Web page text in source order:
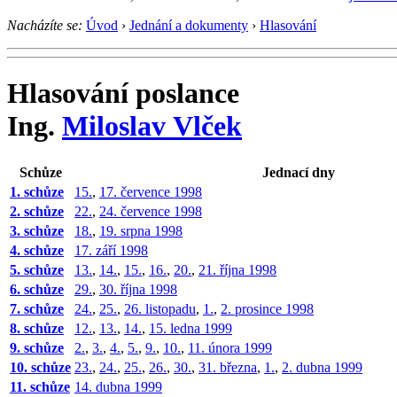
Nacházíte se: Úvod › Jednání a dokumenty › Hlasování
Hlasování poslance
Ing. Miloslav Vlček
Schůze
Jednací dny
1. schůze
15., 17. července 1998
2. schůze
22., 24. července 1998
3. schůze
18., 19. srpna 1998
4. schůze
17. září 1998
5. schůze
13., 14., 15., 16., 20., 21. října 1998
6. schůze
29., 30. října 1998
7. schůze
24., 25., 26. listopadu, 1., 2. prosince 1998
8. schůze
12., 13., 14., 15. ledna 1999
9. schůze
2., 3., 4., 5., 9., 10., 11. února 1999
10. schůze 23., 24., 25., 26., 30., 31. března, 1., 2. dubna 1999
11. schůze 14. dubna 1999